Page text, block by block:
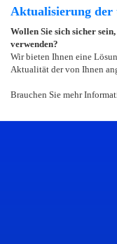
Aktualisierung der
Wollen Sie sich sicher
verwenden?
Wir bieten Ihnen eine
Aktualität der von Ihnen
Brauchen Sie mehr